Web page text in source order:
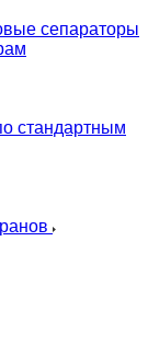
сепараторы
стандартным